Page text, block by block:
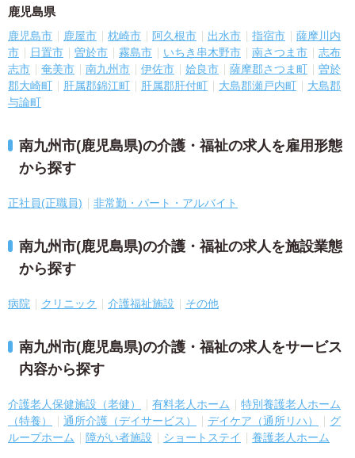
鹿児島県
鹿児島市 鹿屋市 枕崎市 阿久根市 出水市 指宿市
薩摩川内
市
日置市 曽於市 霧島市 いちき串木野市 南さつま市
志布
志市
奄美市 南九州市 伊佐市 姶良市 薩摩郡さつま町
曽於
郡大崎町
肝属郡錦江町 肝属郡肝付町 大島郡瀬戸内町
大島郡
与論町
南九州市(鹿児島県)の介護・福祉の求人を雇用形態
から探す
正社員(正職員) 非常勤・パート・アルバイト
南九州市(鹿児島県)の介護・福祉の求人を施設業態
から探す
病院 クリニック 介護福祉施設 その他
南九州市(鹿児島県)の介護・福祉の求人をサービス
内容から探す
介護老人保健施設（老健） 有料老人ホーム
特別養護老人ホーム
（特養）
通所介護（デイサービス） デイケア（通所リハ）
グ
ループホーム
障がい者施設 ショートステイ 養護老人ホーム